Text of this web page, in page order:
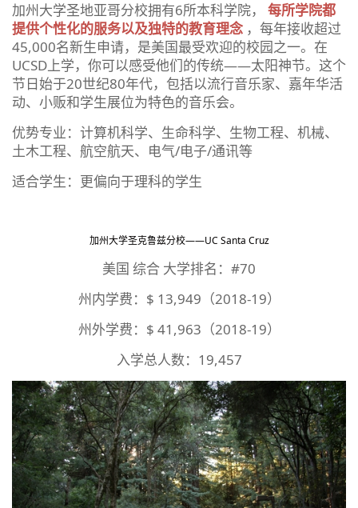
加州大学圣地亚哥分校拥有6所本科学院， 每所学院都
提供个性化的服务以及独特的教育理念 ，每年接收超过
45,000名新生申请，是美国最受欢迎的校园之一。在
UCSD上学，你可以感受他们的传统——太阳神节。这个
节日始于20世纪80年代，包括以流行音乐家、嘉年华活
动、小贩和学生展位为特色的音乐会。
优势专业：计算机科学、生命科学、生物工程、机械、
土木工程、航空航天、电气/电子/通讯等
适合学生：更偏向于理科的学生
加州大学圣克鲁兹分校——UC Santa Cruz
美国 综合 大学排名：#70
州内学费：$ 13,949（2018-19）
州外学费：$ 41,963（2018-19）
入学总人数：19,457